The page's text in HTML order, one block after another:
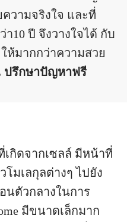
วามจริงใจ และที่
10 ปี จึงวางใจได้ กับ
ห้มากกว่าความสวย
ปรึกษาปัญหาฟรี
เกิดจากเซลล์ มีหน้าที่
มเลกุลต่างๆ ไปยัง
นตัวกลางในการ
มีขนาดเล็กมาก